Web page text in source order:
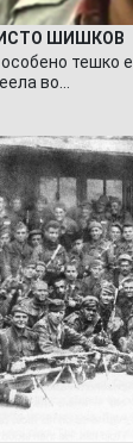
ШИШКОВ
тешко
во…